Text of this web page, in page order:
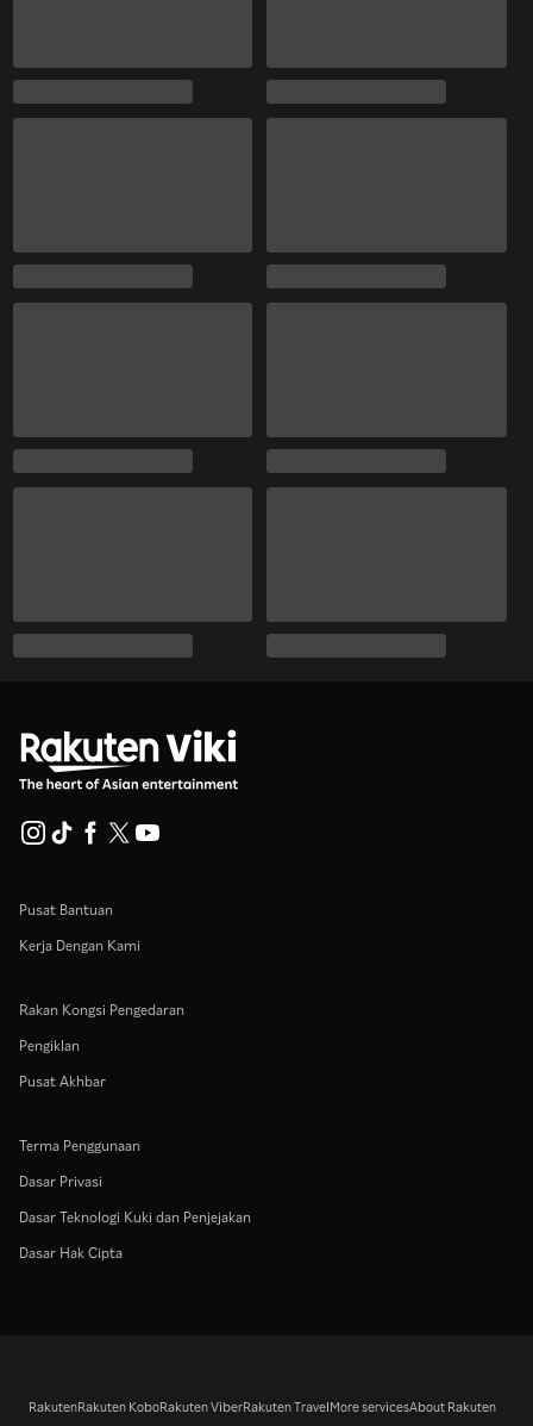
Pusat Bantuan
Kerja Dengan Kami
Rakan Kongsi Pengedaran
Pengiklan
Pusat Akhbar
Terma Penggunaan
Dasar Privasi
Dasar Teknologi Kuki dan Penjejakan
Dasar Hak Cipta
RakutenRakuten KoboRakuten ViberRakuten TravelMore servicesAbout Rakuten